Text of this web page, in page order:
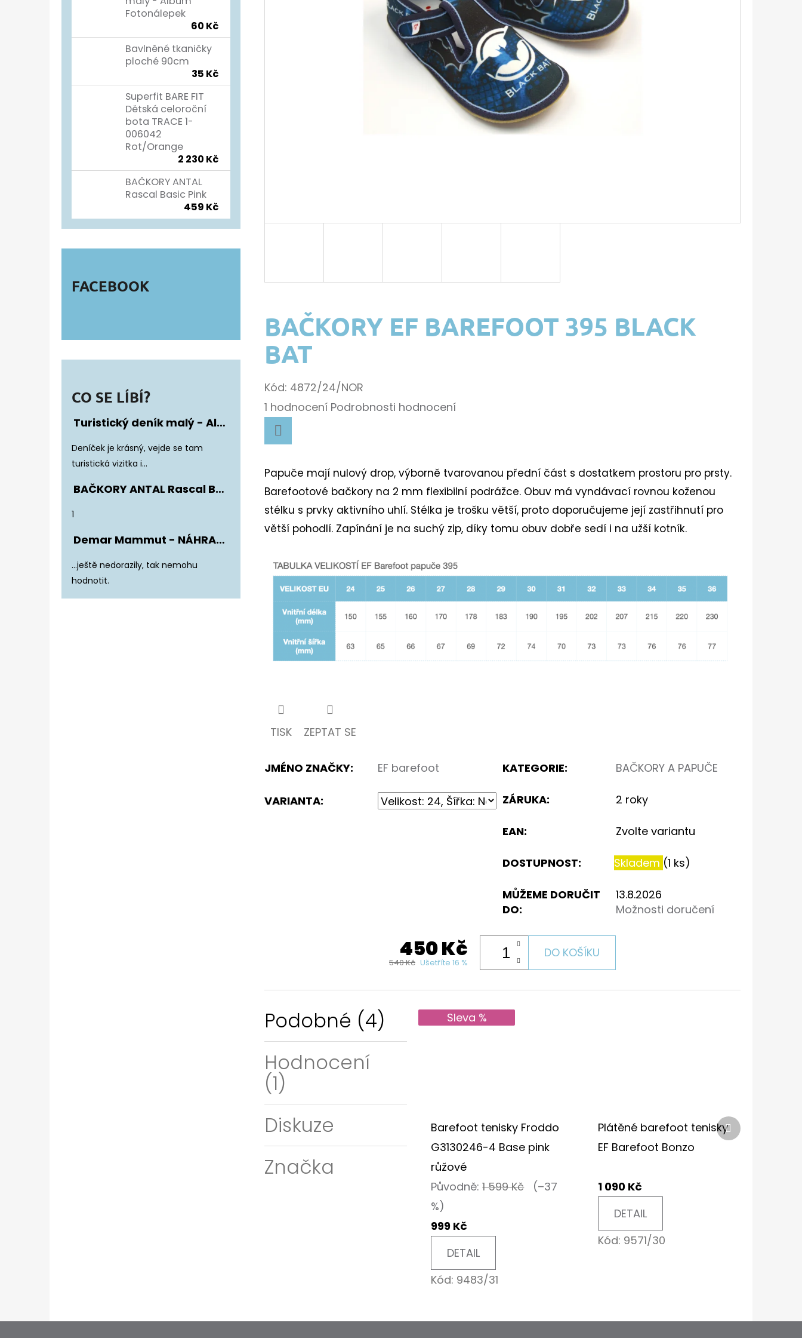
Fotonálepek
60 Kč
Bavlněné tkaničky
ploché 90cm
35 Kč
Superfit BARE FIT
Dětská celoroční
bota TRACE 1-
006042
Rot/Orange
2 230 Kč
BAČKORY ANTAL
Rascal Basic Pink
459 Kč
FACEBOOK
CO SE LÍBÍ?
Turistický deník malý - Album Fotonálepek
Hodnocení produktu je 5 z 5 hvězdiček.
Deníček je krásný, vejde se tam
turistická vizitka i...
BAČKORY ANTAL Rascal Basic Black
Hodnocení produktu je 5 z 5 hvězdiček.
1
Demar Mammut - NÁHRADNÍ ZATEPLENÍ DO DĚTSKÝCH HOLÍNEK
...ještě nedorazily, tak nemohu
hodnotit.
BAČKORY EF BAREFOOT 395 BLACK
BAT
Kód: 4872/24/NOR
Průměrné
hodnocení
produktu
je
5,0
z
5
1 hodnocení Podrobnosti hodnocení
Papuče mají nulový drop, výborně tvarovanou přední část s dostatkem prostoru pro prsty.
Barefootové bačkory na 2 mm flexibilní podrážce. Obuv má vyndávací rovnou koženou
stélku s prvky aktivního uhlí. Stélka je trošku větší, proto doporučujeme její zastřihnutí pro
větší pohodlí. Zapínání je na suchý zip, díky tomu obuv dobře sedí i na užší kotník.
TISK ZEPTAT SE
JMÉNO ZNAČKY: EF barefoot
VARIANTA:
KATEGORIE: BAČKORY A PAPUČE
ZÁRUKA: 2 roky
EAN: Zvolte variantu
DOSTUPNOST: Skladem (1 ks)
MŮŽEME DORUČIT
DO:
13.8.2026
Možnosti doručení
450 Kč
540 Kč Ušetříte 16 %
DO KOŠÍKU
Podobné (4)
Hodnocení
(1)
Diskuze
Značka
Sleva %
Barefoot tenisky Froddo
G3130246-4 Base pink
růžové
Původně:1 599 Kč
(–37
%)
999 Kč
DETAIL
Kód: 9483/31
Plátěné barefoot tenisky
EF Barefoot Bonzo
1 090 Kč
DETAIL
Kód: 9571/30
Další
produkt
TURISTICKÝ DENÍK
60 Kč
TURISTICKÝ DENÍK MALÝ - ALBUM
BAVLNĚNÉ TKANIČKY PLOCHÉ 90CM
35 Kč